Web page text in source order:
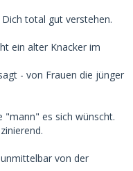
Modell fährt, ist mehr
die in dem
Wärme - das ist hier
wird ihre Zeit, so
-
total gut verstehen.
ein alter Knacker im
- von Frauen die jünger
es sich wünscht.
von der